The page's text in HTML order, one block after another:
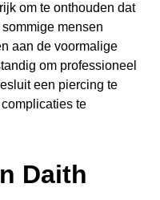
om te onthouden dat
mensen
aan de voormalige
om professioneel
een piercing te
te
Daith